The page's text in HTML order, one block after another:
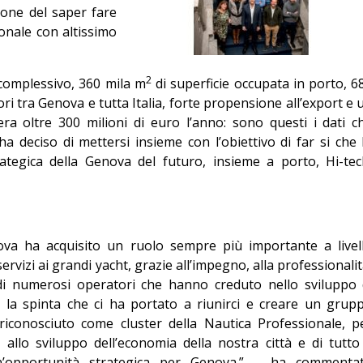
del saper fare
con altissimo
360 mila m2di superficie occupata in porto,
tra Genova e tutta Italia, forte propensione all’export e
oltre 300 milioni di euro l’anno: sono questi i dati
deciso di mettersi insieme con l’obiettivo di far si che
della Genova del futuro, insieme a porto, Hi-
ha acquisito un ruolo sempre più importante a
ai grandi yacht, grazie all’impegno, alla
numerosi operatori che hanno creduto nello sviluppo
la spinta che ci ha portato a riunirci e creare un
come cluster della Nautica Professionale,
sviluppo dell’economia della nostra città e di
Editoriale